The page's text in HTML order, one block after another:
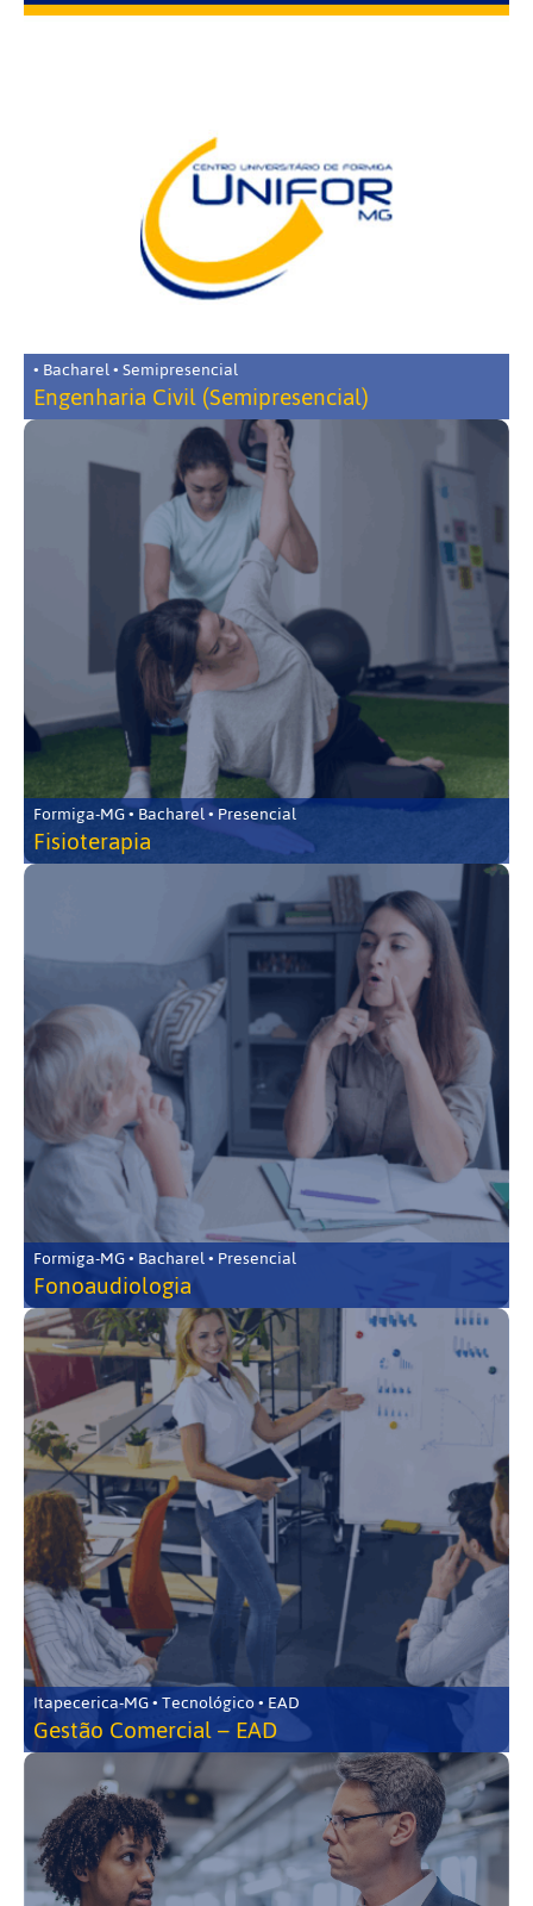
• Bacharel • Semipresencial
Engenharia Civil (Semipresencial)
Formiga-MG • Bacharel • Presencial
Fisioterapia
Formiga-MG • Bacharel • Presencial
Fonoaudiologia
Itapecerica-MG • Tecnológico • EAD
Gestão Comercial – EAD